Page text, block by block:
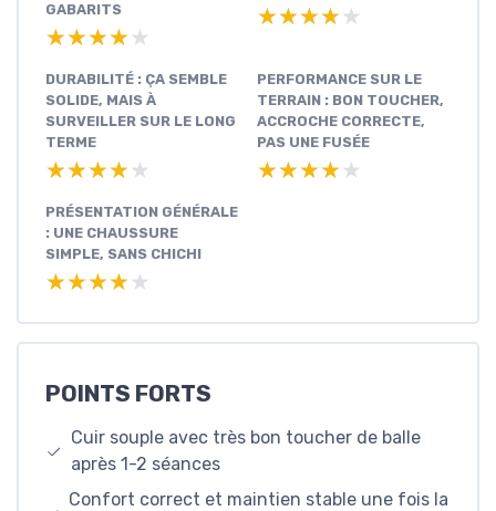
GABARITS
★★★★★
★★★★★
★★★★★
★★★★★
DURABILITÉ : ÇA SEMBLE
SOLIDE, MAIS À
SURVEILLER SUR LE LONG
TERME
★★★★★
★★★★★
PERFORMANCE SUR LE
TERRAIN : BON TOUCHER,
ACCROCHE CORRECTE,
PAS UNE FUSÉE
★★★★★
★★★★★
PRÉSENTATION GÉNÉRALE
: UNE CHAUSSURE
SIMPLE, SANS CHICHI
★★★★★
★★★★★
POINTS FORTS
Cuir souple avec très bon toucher de balle
après 1-2 séances
Confort correct et maintien stable une fois la